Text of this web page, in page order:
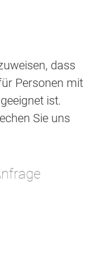
dass
Personen mit
ist.
Sie uns